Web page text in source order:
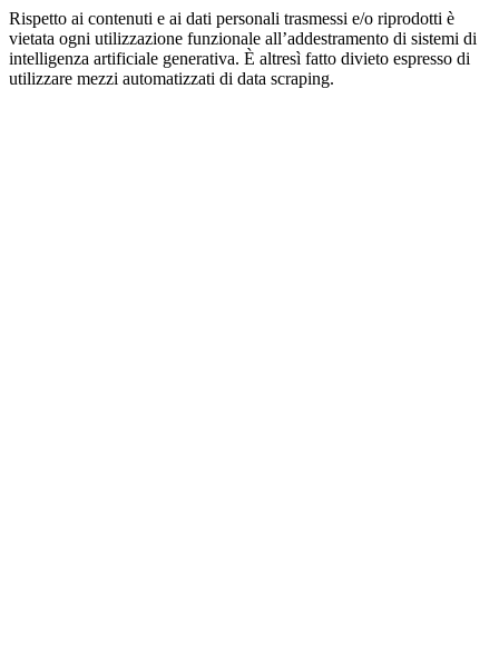
Rispetto ai contenuti e ai dati personali trasmessi e/o riprodotti è
vietata ogni utilizzazione funzionale all’addestramento di sistemi di
intelligenza artificiale generativa. È altresì fatto divieto espresso di
utilizzare mezzi automatizzati di data scraping.